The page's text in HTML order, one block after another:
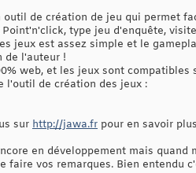
outil de création de jeu qui permet
type jeu d'enquête,
jeux est assez simple et le
de l'auteur !
web, et les jeux sont
l'outil de création des jeux :
sur http://jawa.fr pour en savoir
en développement mais quand
faire vos remarques. Bien entendu